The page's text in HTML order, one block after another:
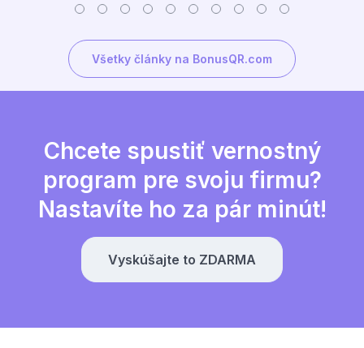
Všetky články na BonusQR.com
Chcete spustiť vernostný
program pre svoju firmu?
Nastavíte ho za pár minút!
Vyskúšajte to ZDARMA